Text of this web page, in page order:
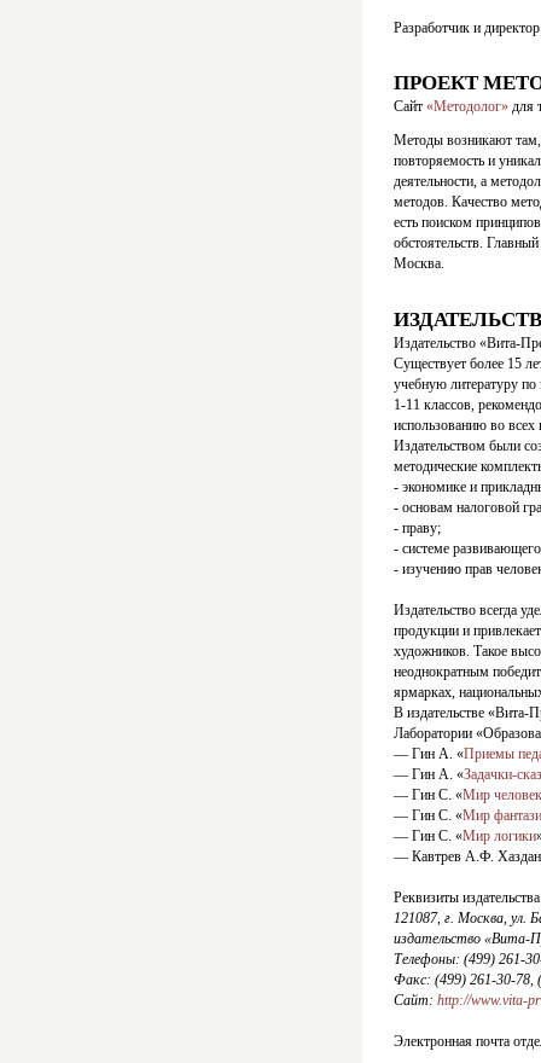
Разработчик и
ПРОЕКТ
Сайт «Методолог» для
Методы возникают там,
повторяемость и
деятельности, а
методов. Качество
есть поиском
обстоятельств.
Москва.
Издательство «Вита-
Существует более 15
учебную литературу
1-11 классов,
использованию во
Издательством были
методические
- экономике и
- основам налоговой
- праву;
- системе
- изучению прав
Издательство всегда
продукции и
художников. Такое
неоднократным
ярмарках,
В издательстве «Вита-
Лаборатории
— Гин А. «Приемы
— Гин А. «Задачки-
— Гин С. «Мир
— Гин С. «Мир
— Гин С. «Мир логики
— Кавтрев А.Ф.
Реквизиты
121087, г. Москва, ул.
издательство «Вита-
Телефоны: (499) 261-
Факс: (499) 261-30-78,
Сайт: http://www.vita-
Электронная почта